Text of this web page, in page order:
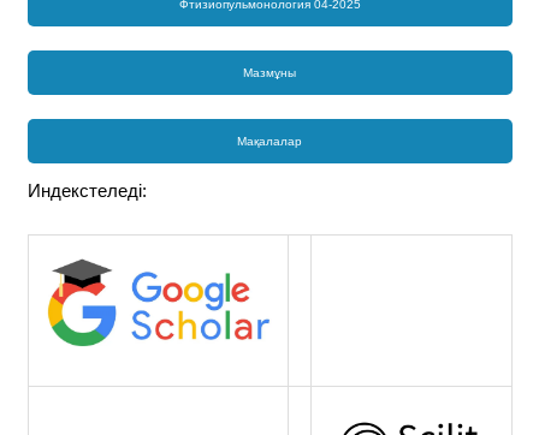
Фтизиопульмонология 04-2025
Мазмұны
Мақалалар
Индекстеледі: